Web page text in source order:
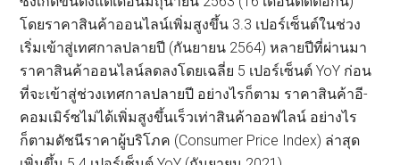
โดยราคาสินค้าออนไลน์เพิ่มสูงขึ้น 3.3 เปอร์เซ็นต์ในช่วง
เริ่มเข้าสู่เทศกาลปลายปี (กันยายน 2564) หลายปีที่ผ่านมา
ราคาสินค้าออนไลน์ลดลงโดยเฉลี่ย 5 เปอร์เซ็นต์ YoY ก่อน
ที่จะเข้าสู่ช่วงเทศกาลปลายปี อย่างไรก็ตาม ราคาสินค้าอี-
คอมเมิร์ซไม่ได้เพิ่มสูงขึ้นเร็วเท่าสินค้าออฟไลน์ อย่างไร
ก็ตามดัชนีราคาผู้บริโภค (Consumer Price Index) ล่าสุด